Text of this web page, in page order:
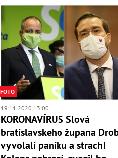
FOTO
19.11.2020 13:00
KORONAVÍRUS Slová
bratislavskeho župana
vyvolali paniku a strach!